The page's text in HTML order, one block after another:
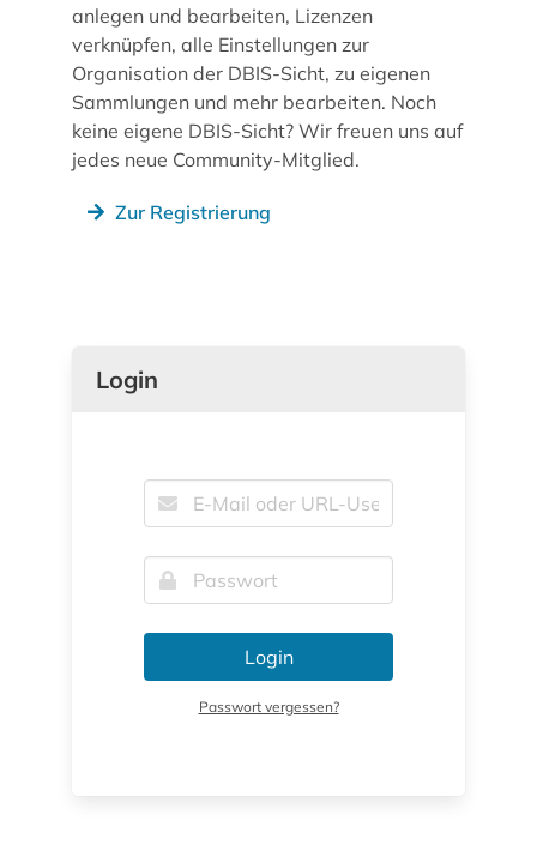
anlegen und bearbeiten, Lizenzen
verknüpfen, alle Einstellungen zur
Organisation der DBIS-Sicht, zu eigenen
Sammlungen und mehr bearbeiten. Noch
keine eigene DBIS-Sicht? Wir freuen uns auf
jedes neue Community-Mitglied.
Zur Registrierung
Login
Login
Passwort vergessen?